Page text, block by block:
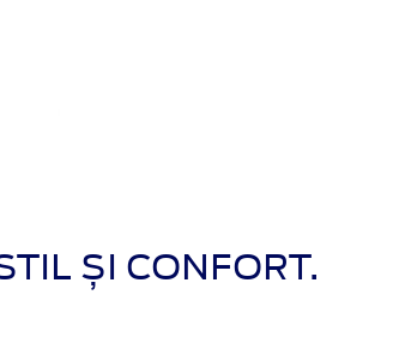
ȘI CONFORT.